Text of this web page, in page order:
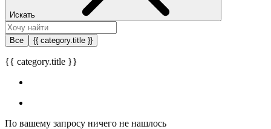
Искать
Все {{ category.title }}
{{ category.title }}
По вашему запросу ничего не нашлось